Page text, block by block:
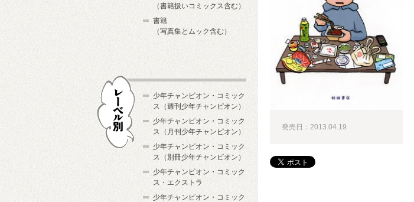
発売日：2013.04.19
（書籍扱いコミックス含む）
書籍
（写真集とムック含む）
少年チャンピオン・コミック
ス（週刊少年チャンピオン）
少年チャンピオン・コミック
ス（月刊少年チャンピオン）
少年チャンピオン・コミック
ス（別冊少年チャンピオン）
少年チャンピオン・コミック
ス・エクストラ
少年チャンピオン・コミック